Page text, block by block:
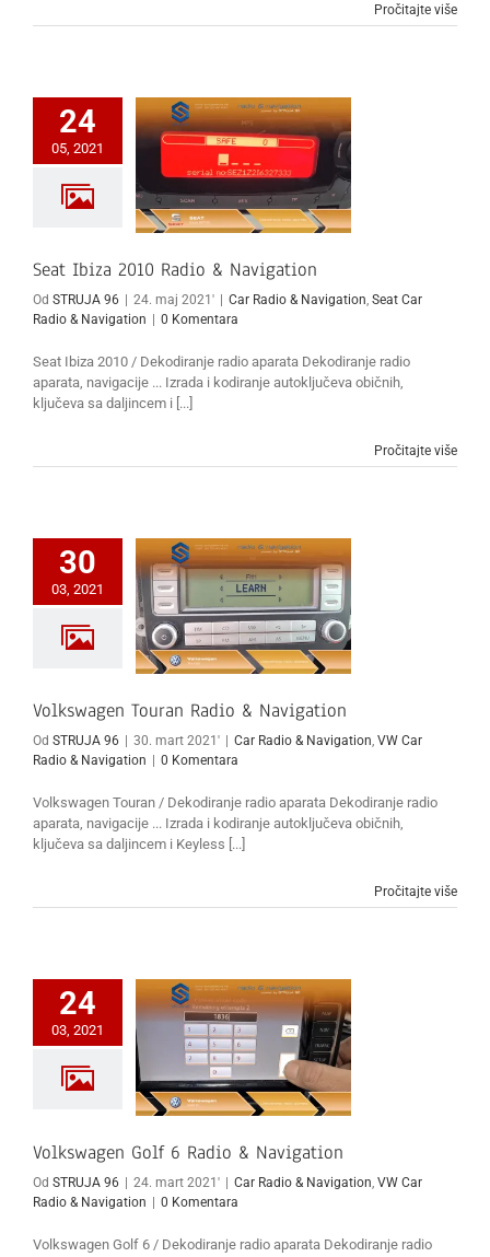
Pročitajte više
24
05, 2021
Navigation
Seat
Car Radio & Navigation
Seat Ibiza 2010 Radio & Navigation
Od STRUJA 96 24. maj 2021' Car Radio & Navigation, Seat Car
Radio & Navigation
0 Komentara
Seat Ibiza 2010 / Dekodiranje radio aparata Dekodiranje radio
aparata, navigacije ... Izrada i kodiranje autoključeva običnih,
ključeva sa daljincem i [...]
Pročitajte više
30
03, 2021
Volkswagen Touran Radio
& Navigation
VW
Car Radio & Navigation
Volkswagen Touran Radio & Navigation
Od STRUJA 96 30. mart 2021' Car Radio & Navigation, VW Car
Radio & Navigation
0 Komentara
Volkswagen Touran / Dekodiranje radio aparata Dekodiranje radio
aparata, navigacije ... Izrada i kodiranje autoključeva običnih,
ključeva sa daljincem i Keyless [...]
Pročitajte više
24
03, 2021
Volkswagen Golf 6 Radio
& Navigation
VW
Car Radio & Navigation
Volkswagen Golf 6 Radio & Navigation
Od STRUJA 96 | 24. mart 2021' | Car Radio & Navigation VW Car
Radio & Navigation | 0 Komentara
Volkswagen Golf 6 / Dekodiranje radio aparata Dekodiranje radio